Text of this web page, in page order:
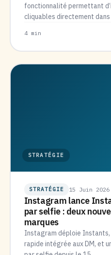
fonctionnalité permettant
cliquables directement
4 min
STRATÉGIE
STRATÉGIE 15 Juin 2026
Instagram lance
par selfie : deux
marques
Instagram déploie
rapide intégrée aux DM, et